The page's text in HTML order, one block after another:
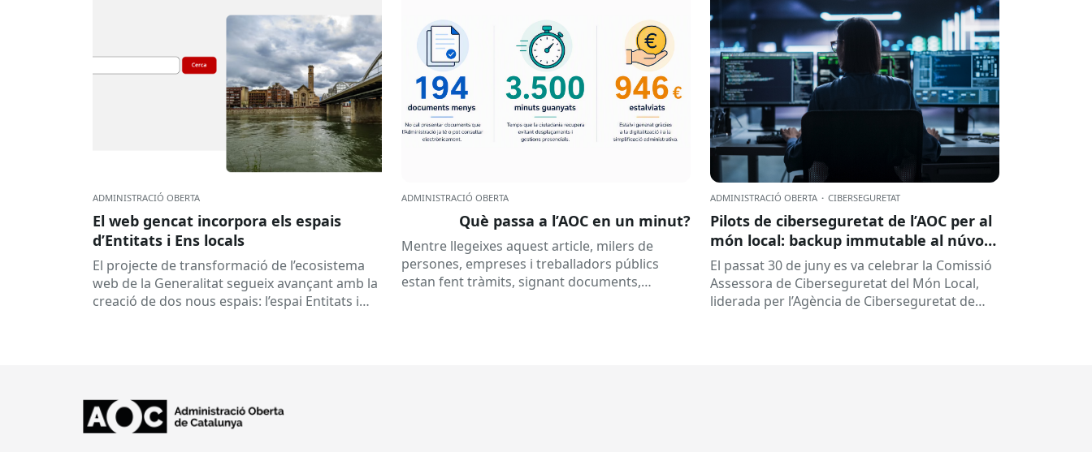
ADMINISTRACIÓ OBERTA
El web gencat incorpora els espais
d’Entitats i Ens locals
El projecte de transformació de l’ecosistema
web de la Generalitat segueix avançant amb la
creació de dos nous espais: l’espai Entitats i
ADMINISTRACIÓ OBERTA
Què passa a l’AOC en un minut?
Mentre llegeixes aquest article, milers de
persones, empreses i treballadors públics
estan fent tràmits, signant documents,
ADMINISTRACIÓ OBERTA · CIBERSEGURETAT
Pilots de ciberseguretat de l’AOC per al
món local: backup immutable al núvol i
altres
El passat 30 de juny es va celebrar la Comissió
Assessora de Ciberseguretat del Món Local,
liderada per l’Agència de Ciberseguretat de